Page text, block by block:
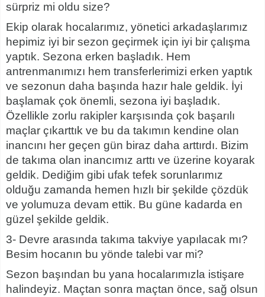
sürpriz mi oldu size?
Ekip olarak hocalarımız, yönetici arkadaşlarımız
hepimiz iyi bir sezon geçirmek için iyi bir çalışma
yaptık. Sezona erken başladık. Hem
antrenmanımızı hem transferlerimizi erken yaptık
ve sezonun daha başında hazır hale geldik. İyi
başlamak çok önemli, sezona iyi başladık.
Özellikle zorlu rakipler karşısında çok başarılı
maçlar çıkarttık ve bu da takımın kendine olan
inancını her geçen gün biraz daha arttırdı. Bizim
de takıma olan inancımız arttı ve üzerine koyarak
geldik. Dediğim gibi ufak tefek sorunlarımız
olduğu zamanda hemen hızlı bir şekilde çözdük
ve yolumuza devam ettik. Bu güne kadarda en
güzel şekilde geldik.
3- Devre arasında takıma takviye yapılacak mı?
Besim hocanın bu yönde talebi var mi?
Sezon başından bu yana hocalarımızla istişare
halindeyiz. Maçtan sonra maçtan önce, sağ olsun